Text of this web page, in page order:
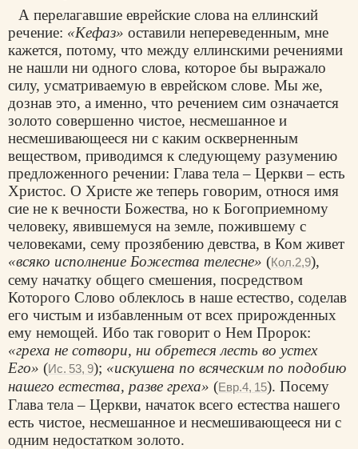
А перелагавшие еврейские слова на еллинский
речение: «Кефаз» оставили непереведенным, мне
кажется, потому, что между еллинскими речениями
не нашли ни одного слова, которое бы выражало
силу, усматриваемую в еврейском слове. Мы же,
дознав это, а именно, что речением сим означается
золото совершенно чистое, несмешанное и
несмешивающееся ни с каким оскверненным
веществом, приводимся к следующему разумению
предложенного речении: Глава тела – Церкви – есть
Христос. О Христе же теперь говорим, относя имя
сие не к вечности Божества, но к Богоприемному
человеку, явившемуся на земле, пожившему с
человеками, сему прозябению девства, в Ком живет
«всяко исполнение Божества телесне» (Кол.2,9),
сему начатку общего смешения, посредством
Которого Слово облеклось в наше естество, соделав
его чистым и избавленным от всех прирожденных
ему немощей. Ибо так говорит о Нем Пророк:
«греха не сотвори, ни обретеся лесть во устех
Его» (Ис. 53, 9); «искушена по всяческим по подобию
нашего естества, разве греха» (Евр.4, 15). Посему
Глава тела – Церкви, начаток всего естества нашего
есть чистое, несмешанное и несмешивающееся ни с
одним недостатком золото.